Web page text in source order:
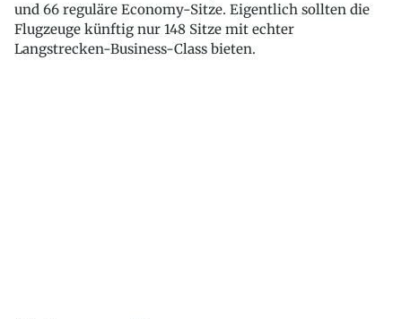
und 66 reguläre Economy-Sitze. Eigentlich sollten die
Flugzeuge künftig nur 148 Sitze mit echter
Langstrecken-Business-Class bieten.